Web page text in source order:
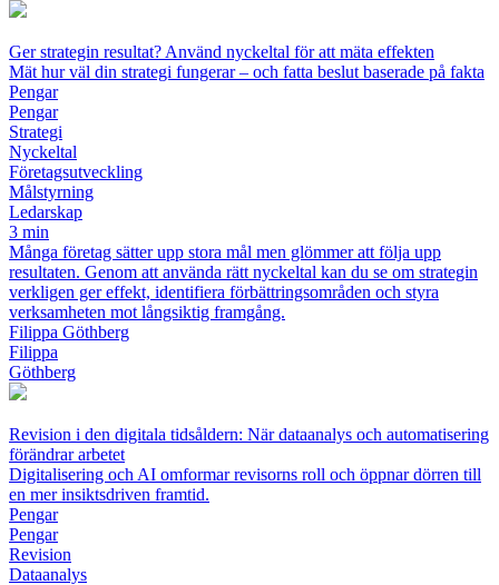
Ger strategin resultat? Använd nyckeltal för att mäta effekten
Mät hur väl din strategi fungerar – och fatta beslut baserade på fakta
Pengar
Pengar
Strategi
Nyckeltal
Företagsutveckling
Målstyrning
Ledarskap
3 min
Många företag sätter upp stora mål men glömmer att följa upp
resultaten. Genom att använda rätt nyckeltal kan du se om strategin
verkligen ger effekt, identifiera förbättringsområden och styra
verksamheten mot långsiktig framgång.
Filippa Göthberg
Filippa
Göthberg
Revision i den digitala tidsåldern: När dataanalys och automatisering
förändrar arbetet
Digitalisering och AI omformar revisorns roll och öppnar dörren till
en mer insiktsdriven framtid.
Pengar
Pengar
Revision
Dataanalys